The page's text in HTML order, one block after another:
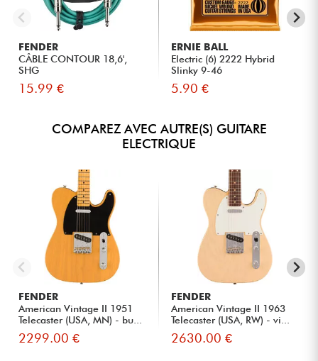
FENDER
CÂBLE CONTOUR 18,6',
SHG
15.99 €
ERNIE BALL
Electric (6) 2222 Hybrid
Slinky 9-46
5.90 €
COMPAREZ AVEC AUTRE(S) GUITARE
ELECTRIQUE
FENDER
American Vintage II 1951
Telecaster (USA, MN) - bu...
2299.00 €
FENDER
American Vintage II 1963
Telecaster (USA, RW) - vi...
2630.00 €